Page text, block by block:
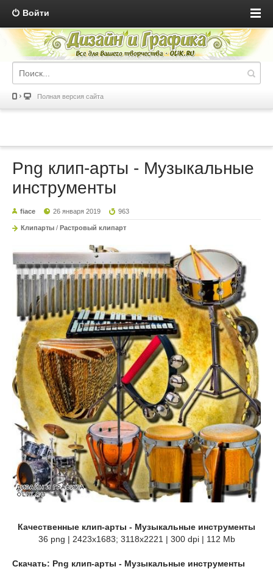
Войти
Полная версия сайта
Png клип-арты - Музыкальные
инструменты
fiace 26 января 2019 963
Клипарты / Растровый клипарт
Качественные клип-арты - Музыкальные инструменты
36 png | 2423x1683; 3118х2221 | 300 dpi | 112 Mb
Скачать: Png клип-арты - Музыкальные инструменты